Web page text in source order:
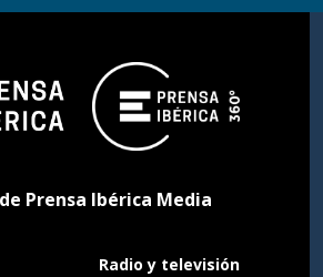
Prensa Ibérica Media
Radio y televisión